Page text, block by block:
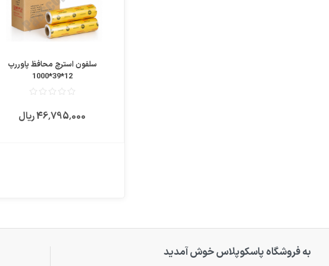
سلفون استرچ محافظ پاوررپ
12*39*1000
46٬795٬000 ریال
به فروشگاه پاسکوپلاس خوش آمدید